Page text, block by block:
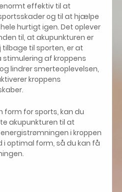
effektiv til at
og til at hjælpe
hurtigt igen. Det oplever
til, at akupunkturen er
til sporten, er at
af kroppens
lindrer smerteoplevelsen,
kroppens
form for sports, kan du
akupunkturen til at
i kroppen
i optimal form, så du kan få